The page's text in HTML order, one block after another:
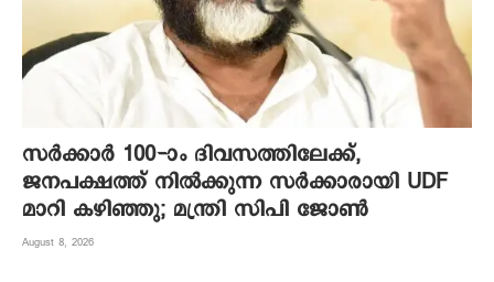
സർക്കാർ 100-ാം ദിവസത്തിലേക്ക്,
ജനപക്ഷത്ത് നിൽക്കുന്ന സർക്കാരായി UDF
മാറി കഴിഞ്ഞു; മന്ത്രി സിപി ജോൺ
August 8, 2026